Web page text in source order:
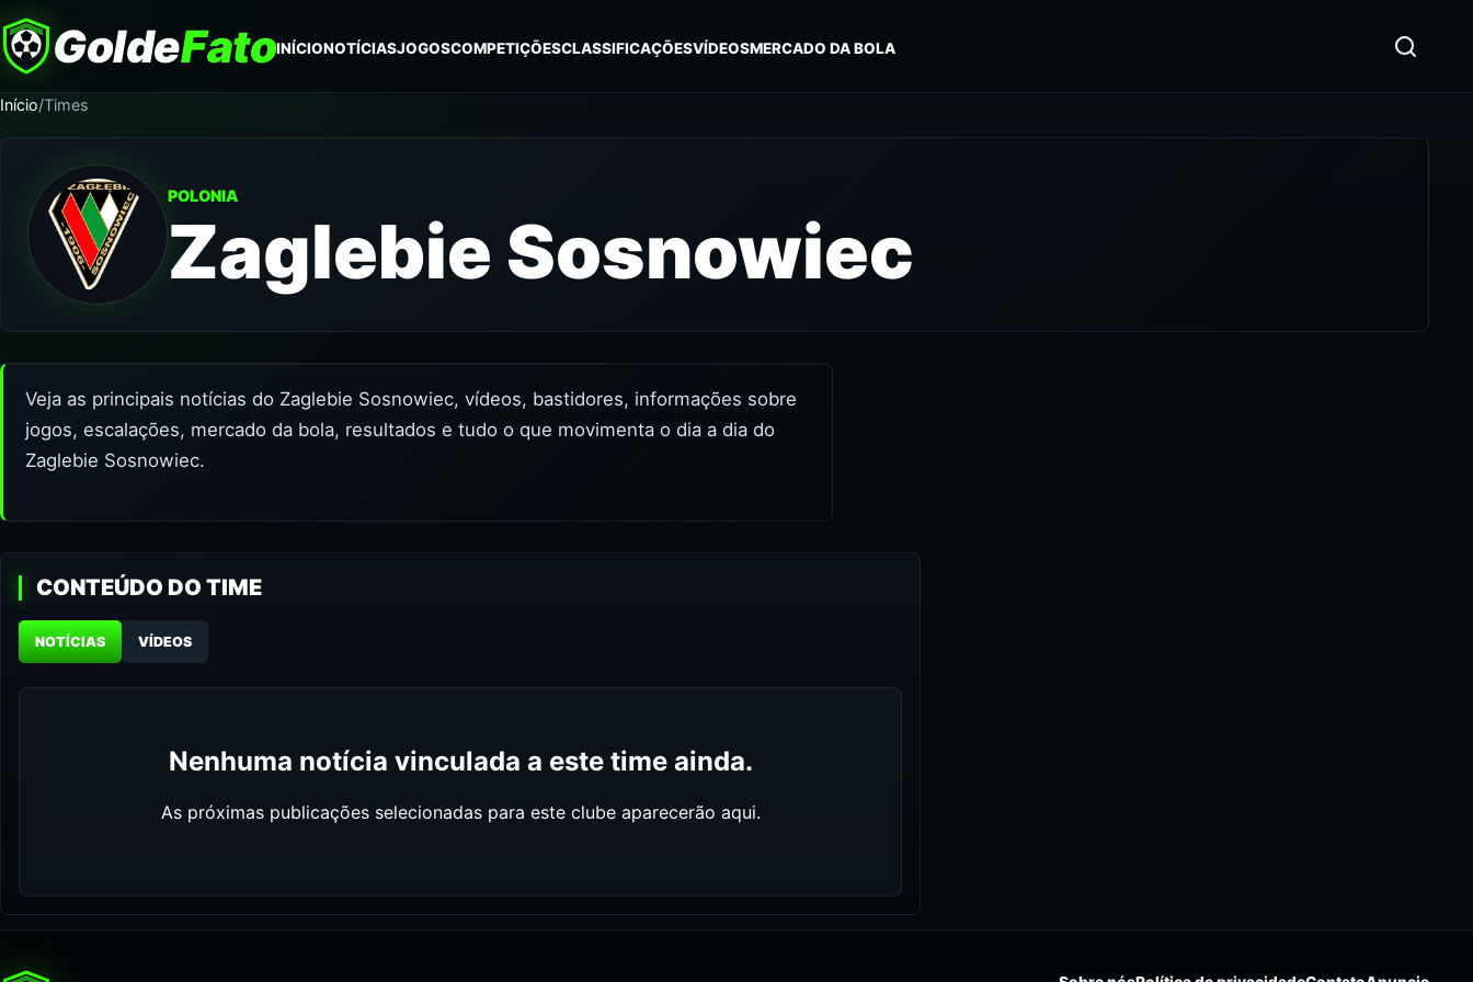
GoldeFatoINÍCIONOTÍCIASJOGOSCOMPETIÇÕESCLASSIFICAÇÕESVÍDEOSMERCADO DA BOLA
Início/Times
POLONIA
Zaglebie Sosnowiec
Veja as principais notícias do Zaglebie Sosnowiec, vídeos, bastidores, informações sobre
jogos, escalações, mercado da bola, resultados e tudo o que movimenta o dia a dia do
Zaglebie Sosnowiec.
CONTEÚDO DO TIME
NOTÍCIAS VÍDEOS
Nenhuma notícia vinculada a este time ainda.
As próximas publicações selecionadas para este clube aparecerão aqui.